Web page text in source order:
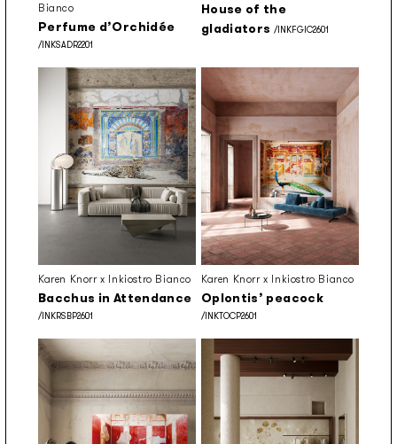
Bianco
Perfume d’Orchidée
/INKSADR2201
House of the
gladiators /INKFGIC2601
Karen Knorr x Inkiostro Bianco
Bacchus in Attendance
/INKRSBP2601
Karen Knorr x Inkiostro Bianco
Oplontis’ peacock
/INKTOCP2601